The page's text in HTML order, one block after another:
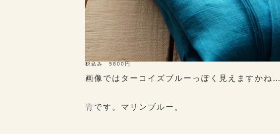
税込み 5800円
画像ではターコイズブルーっぽく見えますかね…
青です。マリンブルー。